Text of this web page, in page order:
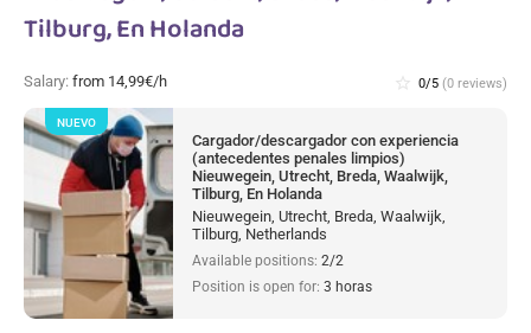
Tilburg, En Holanda
Salary: from 14,99€/h star_border 0/5 (0 reviews)
Cargador/descargador con experiencia
(antecedentes penales limpios)
Nieuwegein, Utrecht, Breda, Waalwijk,
Tilburg, En Holanda
Nieuwegein, Utrecht, Breda, Waalwijk,
Tilburg, Netherlands
Available positions: 2/2
Position is open for: 3 horas
NUEVO